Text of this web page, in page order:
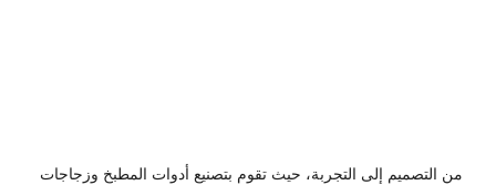
من التصميم إلى التجربة، حيث تقوم بتصنيع أدوات المطبخ وزجاجات